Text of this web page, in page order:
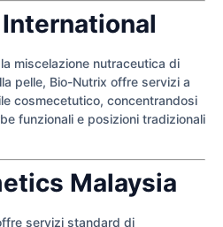
miscelazione nutraceutica di
pelle, Bio-Nutrix offre servizi a
cosmecetutico, concentrandosi
funzionali e posizioni tradizionali
Malaysia
servizi standard di